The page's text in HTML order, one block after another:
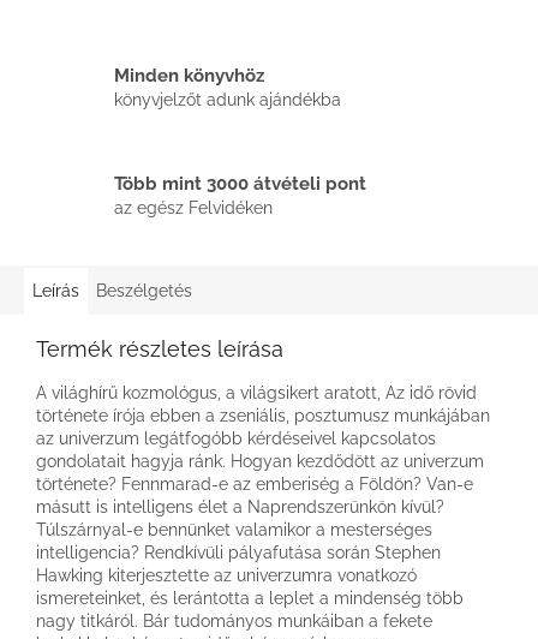
Minden könyvhöz
könyvjelzőt adunk ajándékba
Több mint 3000 átvételi pont
az egész Felvidéken
Leírás Beszélgetés
Termék részletes leírása
A világhírű kozmológus, a világsikert aratott, Az idő rövid
története írója ebben a zseniális, posztumusz munkájában
az univerzum legátfogóbb kérdéseivel kapcsolatos
gondolatait hagyja ránk. Hogyan kezdődött az univerzum
története? Fennmarad-e az emberiség a Földön? Van-e
másutt is intelligens élet a Naprendszerünkön kívül?
Túlszárnyal-e bennünket valamikor a mesterséges
intelligencia? Rendkívüli pályafutása során Stephen
Hawking kiterjesztette az univerzumra vonatkozó
ismereteinket, és lerántotta a leplet a mindenség több
nagy titkáról. Bár tudományos munkáiban a fekete